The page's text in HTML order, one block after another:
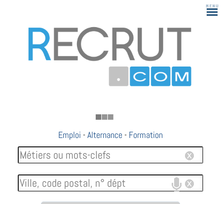
183
Emploi -Alternance - Formation